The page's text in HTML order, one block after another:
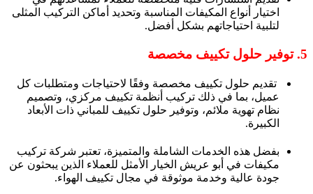
اختيار أنواع المكيفات المناسبة وتحديد أماكن التركيب المثلى
لتلبية احتياجاتهم بشكل أفضل.
5. توفير حلول تكييف مخصصة
تقديم حلول تكييف مخصصة وفقًا لاحتياجات ومتطلبات كل
عميل، بما في ذلك تركيب أنظمة تكييف مركزي، وتصميم
نظام تهوية ملائم، وتوفير حلول تكييف للمباني ذات الأبعاد
الكبيرة.
بفضل هذه الخدمات الشاملة والمتميزة، تعتبر شركة تركيب
مكيفات في أبو عريش الخيار الأمثل للعملاء الذين يبحثون عن
جودة عالية وخدمة موثوقة في مجال تكييف الهواء.